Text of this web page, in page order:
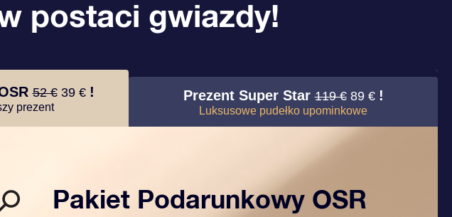
postaci gwiazdy!
52 € 39 € !
prezent
Prezent Super Star119 € 89 € !
Luksusowe pudełko upominkowe
Pakiet Podarunkowy OSR